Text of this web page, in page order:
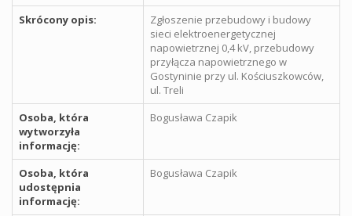
Skrócony opis:
Zgłoszenie przebudowy i budowy
sieci elektroenergetycznej
napowietrznej 0,4 kV, przebudowy
przyłącza napowietrznego w
Gostyninie przy ul. Kościuszkowców,
ul. Treli
Osoba, która
wytworzyła
informację:
Bogusława Czapik
Osoba, która
udostępnia
informację:
Bogusława Czapik